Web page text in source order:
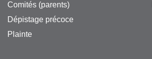
Comités (parents)
Dépistage précoce
Plainte